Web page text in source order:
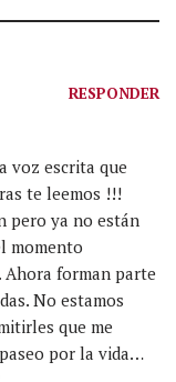
RESPONDER
voz escrita que
te leemos !!!
pero ya no están
momento
forman parte
No estamos
que me
por la vida…